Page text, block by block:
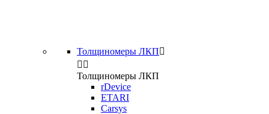
Толщиномеры ЛКП
 
Толщиномеры ЛКП
rDevice
ETARI
Carsys